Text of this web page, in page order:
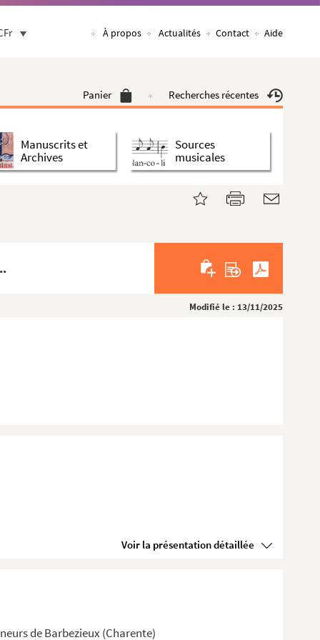
À propos Actualités Contact Aide
Panier Recherches récentes
Manuscrits et
Archives
Sources
musicales
Modifié le : 13/11/2025
Voir la présentation détaillée
de Barbezieux (Charente)